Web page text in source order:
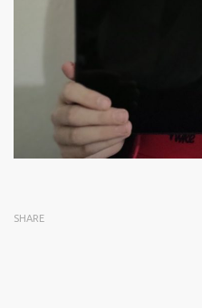
SHARE